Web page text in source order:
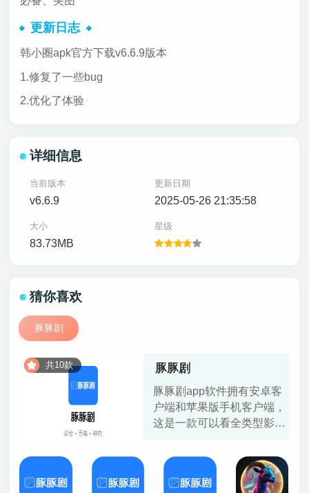
更新日志
韩小圈apk官方下载v6.6.9版本
1.修复了一些bug
2.优化了体验
详细信息
当前版本
v6.6.9
更新日期
2025-05-26 21:35:58
大小
83.73MB
星级
猜你喜欢
豚豚剧
豚豚剧
豚豚剧app软件拥有安卓客
户端和苹果版手机客户端，
这是一款可以看全类型影视
费。豚豚剧tuntunjuapp官方
入口最新版页面提供豚豚剧
app所有版本更新下载。 豚
共10款